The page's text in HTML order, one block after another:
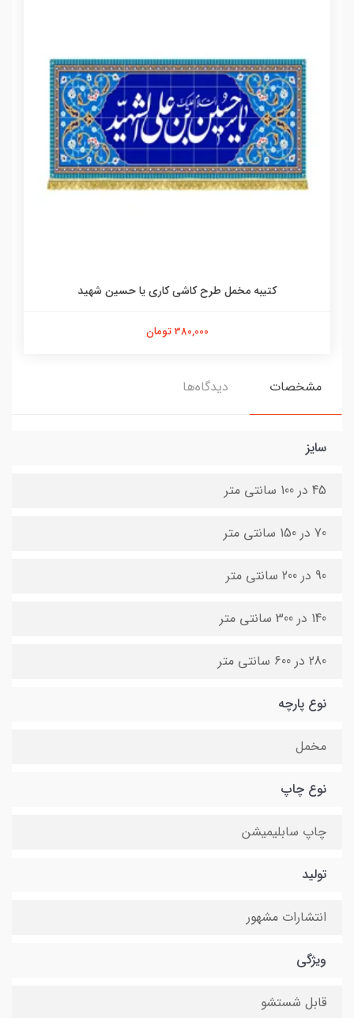
کتیبه مخمل طرح کاشی کاری یا حسین شهید
380,000 تومان
مشخصات دیدگاه‌ها
سایز
45 در 100 سانتی متر
70 در 150 سانتی متر
90 در 200 سانتی متر
140 در 300 سانتی متر
280 در 600 سانتی متر
نوع پارچه
مخمل
نوع چاپ
چاپ سابلیمیشن
تولید
انتشارات مشهور
ویژگی
قابل شستشو